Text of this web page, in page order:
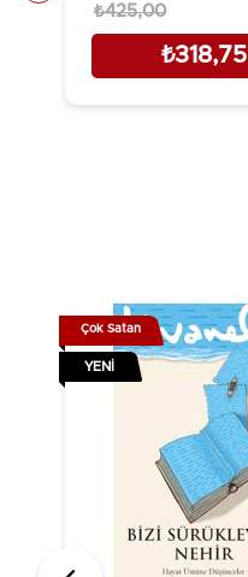
₺318,75
₺425,00
Çok Satan
YENI